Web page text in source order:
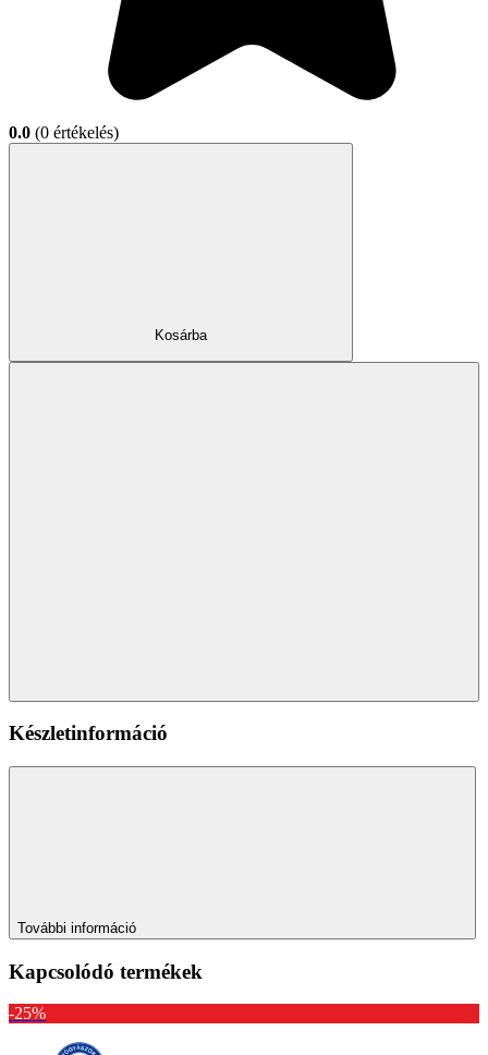
0.0 (0 értékelés)
Kosárba
Készletinformáció
További információ
Kapcsolódó termékek
-25%